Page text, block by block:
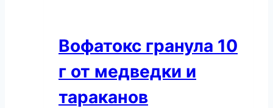
Вофатокс гранула 10
г от медведки и
тараканов